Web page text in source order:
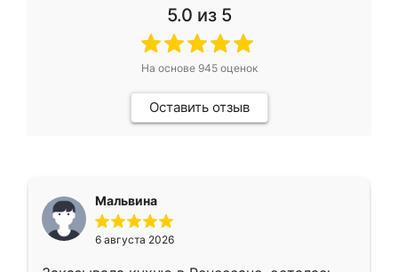
5.0 из 5
На основе 945оценок
Оставить отзыв
Мальвина
6 августа 2026